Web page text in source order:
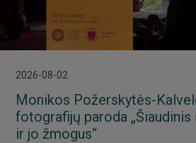
2026-08-02
Monikos Požerskytės-
fotografijų paroda „Šiaudinis
ir jo žmogus“